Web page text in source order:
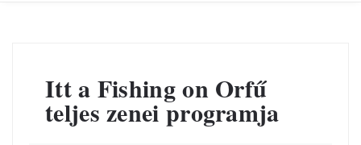
Itt a Fishing on Orfű
teljes zenei programja